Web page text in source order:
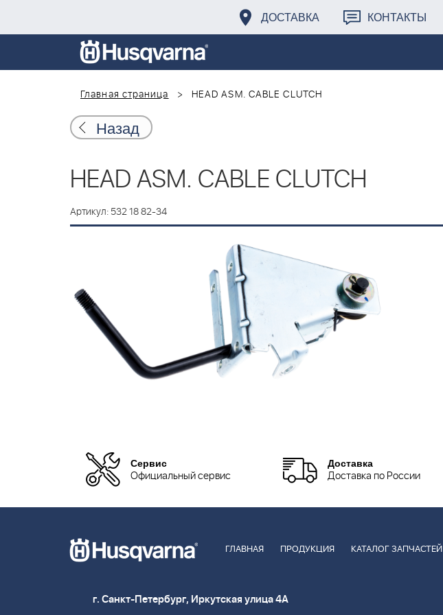
ДОСТАВКА КОНТАКТЫ
Главная страница
HEAD ASM. CABLE CLUTCH
Назад
HEAD ASM. CABLE CLUTCH
Артикул: 532 18 82-34
Сервис
Официальный сервис
Доставка
Доставка по России
ГЛАВНАЯ ПРОДУКЦИЯ КАТАЛОГ ЗАПЧАСТЕЙ
г. Санкт-Петербург, Иркутская улица 4А